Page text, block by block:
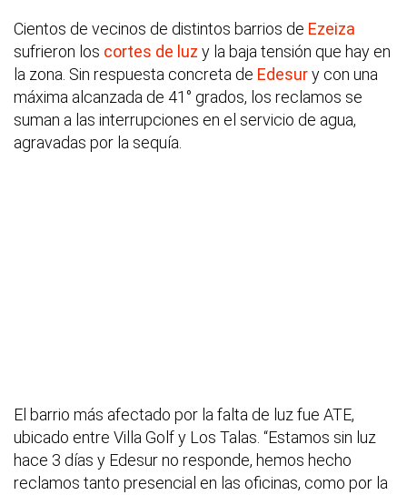
Cientos de vecinos de distintos barrios de Ezeiza
sufrieron los cortes de luz y la baja tensión que hay en
la zona. Sin respuesta concreta de Edesury con una
máxima alcanzada de 41° grados, los reclamos se
suman a las interrupciones en el servicio de agua,
agravadas por la sequía.
El barrio más afectado por la falta de luz fue ATE,
ubicado entre Villa Golf y Los Talas. “Estamos sin luz
hace 3 días y Edesur no responde, hemos hecho
reclamos tanto presencial en las oficinas, como por la